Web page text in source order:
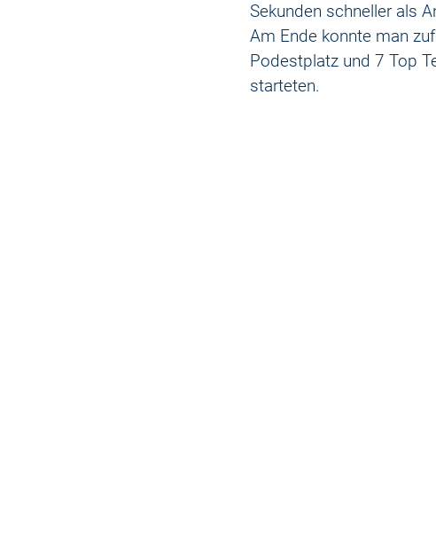
Sekunden schneller als
Am Ende konnte man
Podestplatz und 7 Top
starteten.